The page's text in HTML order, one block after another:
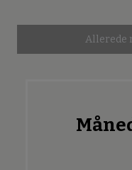
Allerede